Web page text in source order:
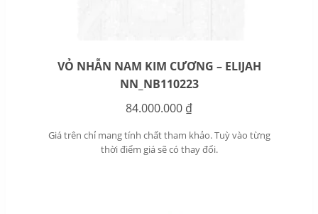
VỎ NHẪN NAM KIM CƯƠNG – ELIJAH
NN_NB110223
84.000.000 ₫
Giá trên chỉ mang tính chất tham khảo. Tuỳ vào từng
thời điểm giá sẽ có thay đổi.